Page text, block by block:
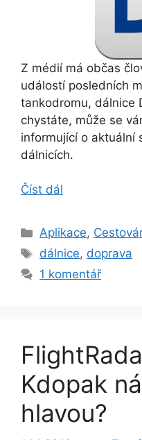
Z médií má občas
událostí posledních
tankodromu, dálnice
chystáte, může se
informující o aktuální
dálnicích.
Číst dál
Rubriky
Aplikace,
Štítky
dálnice, doprava
1 komentář
Kdopak
hlavou?